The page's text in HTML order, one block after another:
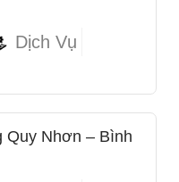
Dịch Vụ
Quy Nhơn – Bình